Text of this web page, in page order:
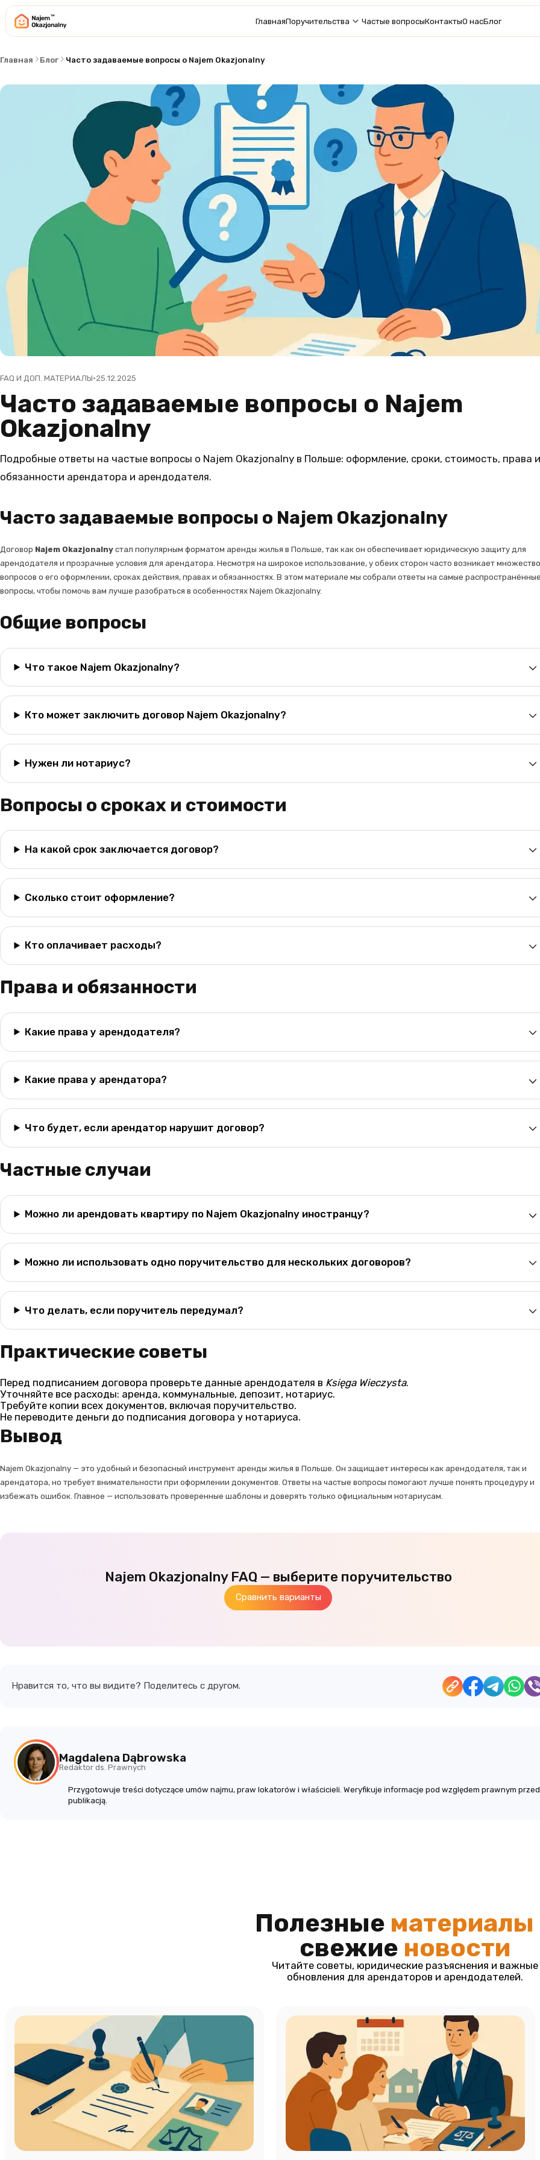
ГлавнаяПоручительства Частые вопросыКонтактыО насБлог
Главная Блог Часто задаваемые вопросы о Najem Okazjonalny
FAQ И ДОП. МАТЕРИАЛЫ 25.12.2025
Часто задаваемые вопросы о Najem
Okazjonalny
Подробные ответы на частые вопросы о Najem Okazjonalny в Польше: оформление, сроки, стоимость, права и
обязанности арендатора и арендодателя.
Часто задаваемые вопросы о Najem Okazjonalny
Договор Najem Okazjonalny стал популярным форматом аренды жилья в Польше, так как он обеспечивает юридическую защиту для
арендодателя и прозрачные условия для арендатора. Несмотря на широкое использование, у обеих сторон часто возникает множество
вопросов о его оформлении, сроках действия, правах и обязанностях. В этом материале мы собрали ответы на самые
вопросы, чтобы помочь вам лучше разобраться в особенностях Najem Okazjonalny.
Общие вопросы
Что такое Najem Okazjonalny?
Кто может заключить договор Najem Okazjonalny?
Нужен ли нотариус?
Вопросы о сроках и стоимости
На какой срок заключается договор?
Сколько стоит оформление?
Кто оплачивает расходы?
Права и обязанности
Какие права у арендодателя?
Какие права у арендатора?
Что будет, если арендатор нарушит договор?
Частные случаи
Можно ли арендовать квартиру по Najem Okazjonalny иностранцу?
Можно ли использовать одно поручительство для нескольких договоров?
Что делать, если поручитель передумал?
Практические советы
Перед подписанием договора проверьте данные арендодателя в Księga Wieczysta.
Уточняйте все расходы: аренда, коммунальные, депозит, нотариус.
Требуйте копии всех документов, включая поручительство.
Не переводите деньги до подписания договора у нотариуса.
Вывод
Najem Okazjonalny — это удобный и безопасный инструмент аренды жилья в Польше. Он защищает интересы как арендодателя, так и
арендатора, но требует внимательности при оформлении документов. Ответы на частые вопросы помогают лучше понять процедуру и
избежать ошибок. Главное — использовать проверенные шаблоны и доверять только официальным нотариусам.
Najem Okazjonalny FAQ — выберите поручительство
Сравнить варианты
Нравится то, что вы видите? Поделитесь с другом.
Magdalena Dąbrowska
Redaktor ds. Prawnych
Przygotowuje treści dotyczące umów najmu, praw lokatorów i właścicieli. Weryfikuje informacje pod względem prawnym przed
publikacją.
Полезные материалы
свежие новости
Читайте советы, юридические разъяснения и важные
обновления для арендаторов и арендодателей.